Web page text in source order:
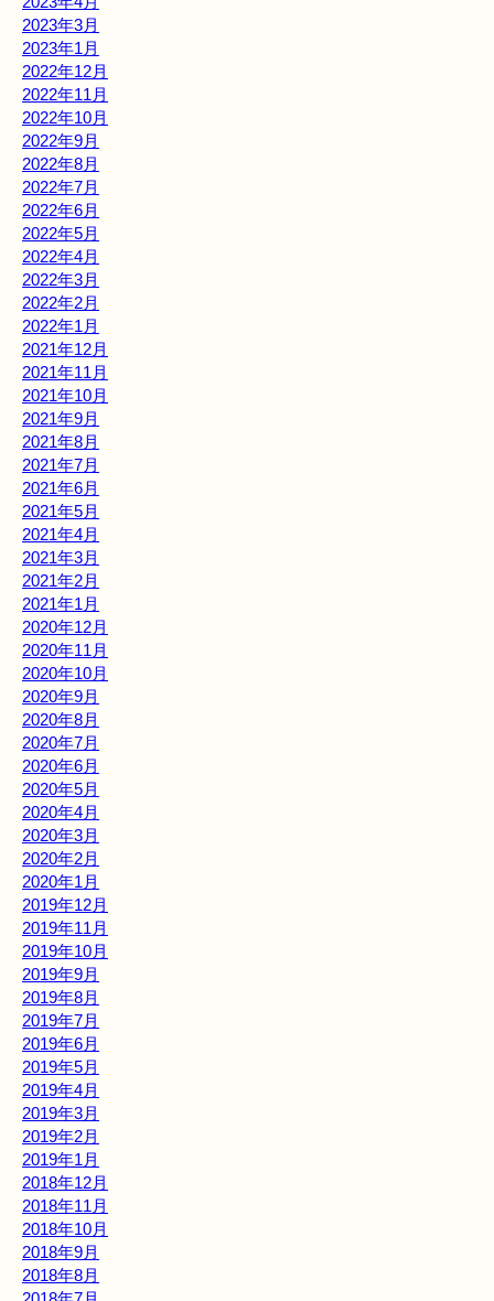
2023年3月
2023年1月
2022年12月
2022年11月
2022年10月
2022年9月
2022年8月
2022年7月
2022年6月
2022年5月
2022年4月
2022年3月
2022年2月
2022年1月
2021年12月
2021年11月
2021年10月
2021年9月
2021年8月
2021年7月
2021年6月
2021年5月
2021年4月
2021年3月
2021年2月
2021年1月
2020年12月
2020年11月
2020年10月
2020年9月
2020年8月
2020年7月
2020年6月
2020年5月
2020年4月
2020年3月
2020年2月
2020年1月
2019年12月
2019年11月
2019年10月
2019年9月
2019年8月
2019年7月
2019年6月
2019年5月
2019年4月
2019年3月
2019年2月
2019年1月
2018年12月
2018年11月
2018年10月
2018年9月
2018年8月